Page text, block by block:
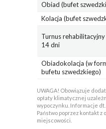
Obiad (bufet
Kolacja (bufet
Turnus rehabilitacyjny
14 dni
Obiadokolacja (w
bufetu szwedzkiego)
UWAGA! Obowiązuje
opłaty klimatycznej
wypoczynku. Informacje
Państwo poprzez kontakt
miejscowości.